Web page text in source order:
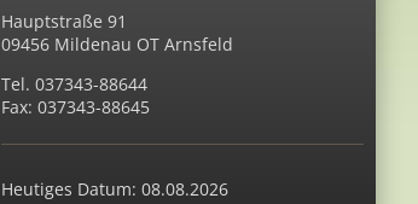
Hauptstraße 91
09456 Mildenau OT Arnsfeld
Tel. 037343-88644
Fax: 037343-88645
Heutiges Datum: 08.08.2026